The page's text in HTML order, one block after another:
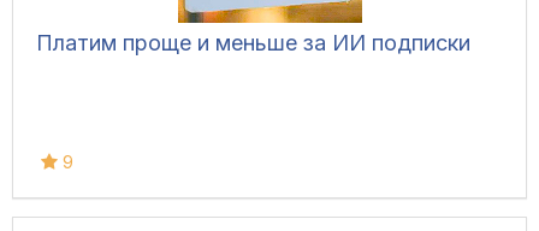
Платим проще и меньше за ИИ подписки
9